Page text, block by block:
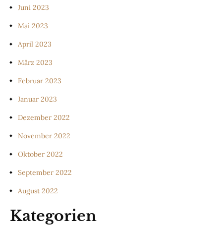
Juni 2023
Mai 2023
April 2023
März 2023
Februar 2023
Januar 2023
Dezember 2022
November 2022
Oktober 2022
September 2022
August 2022
Kategorien